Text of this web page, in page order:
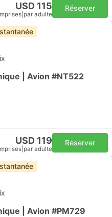
USD 115
par adulte
Réserver
| Avion #NT522
USD 119
par adulte
Réserver
| Avion #PM729